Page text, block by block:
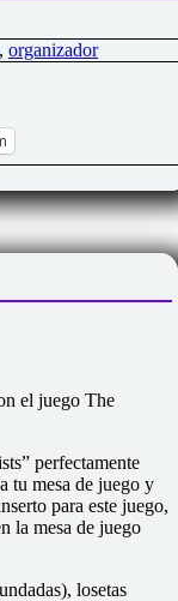
, organizador
el juego The
perfectamente
tu mesa de juego y
para este juego,
la mesa de juego
losetas